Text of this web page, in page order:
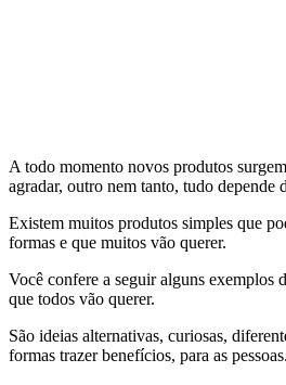
A todo momento novos produtos
agradar, outro nem tanto, tudo depende
Existem muitos produtos simples que
formas e que muitos vão querer.
Você confere a seguir alguns exemplos
que todos vão querer.
São ideias alternativas, curiosas,
formas trazer benefícios, para as pessoas.